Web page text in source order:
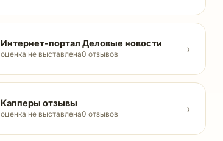
Интернет-портал Деловые новости
оценка не выставлена0 отзывов ›
Капперы отзывы
оценка не выставлена0 отзывов ›